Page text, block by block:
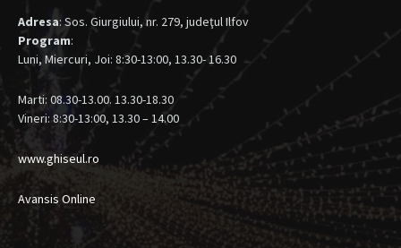
Adresa: Sos. Giurgiului, nr. 279, judeţul Ilfov
Program:
Luni, Miercuri, Joi: 8:30-13:00, 13.30- 16.30
Marti: 08.30-13.00. 13.30-18.30
Vineri: 8:30-13:00, 13.30 – 14.00
www.ghiseul.ro
Avansis Online